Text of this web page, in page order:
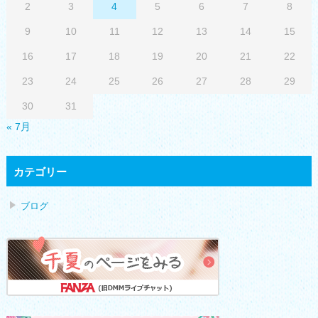
« 7月
2 3 4 5 6 7 8
9 10 11 12 13 14 15
16 17 18 19 20 21 22
23 24 25 26 27 28 29
30 31
カテゴリー
ブログ